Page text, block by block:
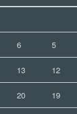
5
6
12
13
19
20